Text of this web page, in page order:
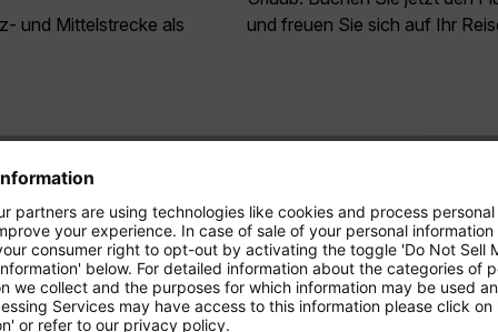
und Mittelstrecke als
und freuen Sie sich auf Ihr